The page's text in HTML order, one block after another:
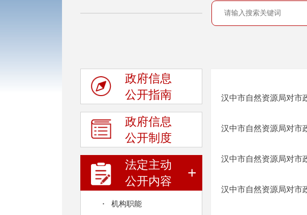
政府信息
公开指南
政府信息
公开制度
法定主动
公开内容
+
机构职能
汉中市自然资源局对市
汉中市自然资源局对市
汉中市自然资源局对市
汉中市自然资源局对市